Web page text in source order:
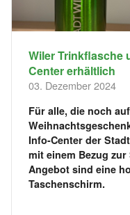
Wiler Trinkflasche
Center erhältlich
03. Dezember 2024
Für alle, die noch
Info-Center der
mit einem Bezug
Angebot sind eine
Taschenschirm.